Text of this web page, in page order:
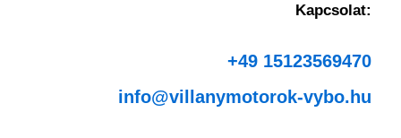
Kapcsolat:
+49 15123569470
info@villanymotorok-vybo.hu